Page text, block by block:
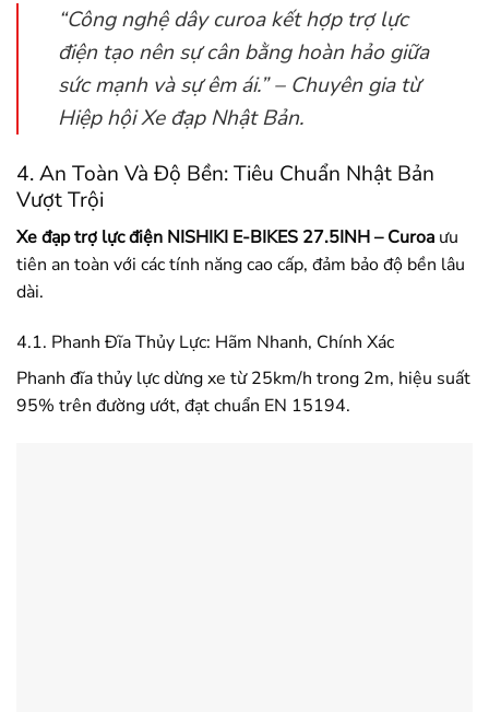
“Công nghệ dây curoa kết hợp trợ lực
điện tạo nên sự cân bằng hoàn hảo giữa
sức mạnh và sự êm ái.” – Chuyên gia từ
Hiệp hội Xe đạp Nhật Bản.
4. An Toàn Và Độ Bền: Tiêu Chuẩn Nhật Bản
Vượt Trội
Xe đạp trợ lực điện NISHIKI E-BIKES 27.5INH – Curoa ưu
tiên an toàn với các tính năng cao cấp, đảm bảo độ bền lâu
dài.
4.1. Phanh Đĩa Thủy Lực: Hãm Nhanh, Chính Xác
Phanh đĩa thủy lực dừng xe từ 25km/h trong 2m, hiệu suất
95% trên đường ướt, đạt chuẩn EN 15194.